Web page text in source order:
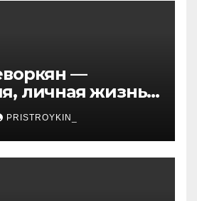
—
личная жизнь
Википедии —
и карьере
актрисы
PRISTROYKIN_